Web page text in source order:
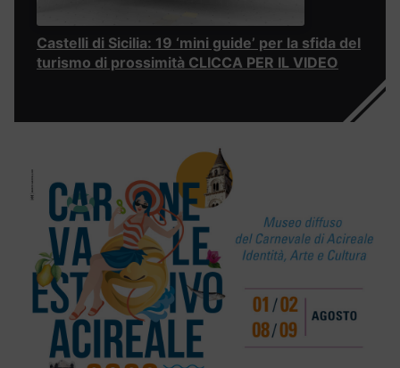
Castelli di Sicilia: 19 ‘mini guide’ per la sfida del
turismo di prossimità CLICCA PER IL VIDEO